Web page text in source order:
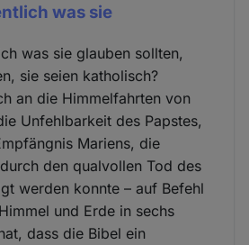
was sie
was sie glauben sollten,
sie seien katholisch?
an die Himmelfahrten von
Unfehlbarkeit des Papstes,
Mariens, die
den qualvollen Tod des
werden konnte – auf Befehl
und Erde in sechs
dass die Bibel ein